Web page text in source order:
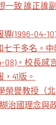
一致 誰正誰
(1996-04-
七千多名。中
08)。校長感
41版。
榮譽教授（
治國理念與